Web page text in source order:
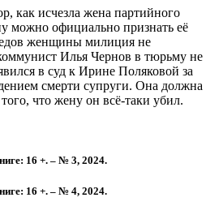
как исчезла жена партийного
можно официально признать её
женщины милиция не
Илья Чернов в тюрьму не
в суд к Ирине Поляковой за
смерти супруги. Она должна
того, что жену он всё-таки убил.
16 +. – № 3, 2024.
16 +. – № 4, 2024.